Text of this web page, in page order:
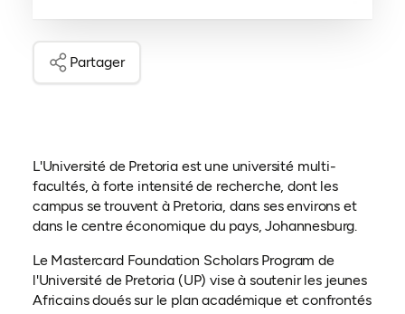
Partager
L'Université de Pretoria est une université multi-
facultés, à forte intensité de recherche, dont les
campus se trouvent à Pretoria, dans ses environs et
dans le centre économique du pays, Johannesburg.
Le Mastercard Foundation Scholars Program de
l'Université de Pretoria (UP) vise à soutenir les jeunes
Africains doués sur le plan académique et confrontés